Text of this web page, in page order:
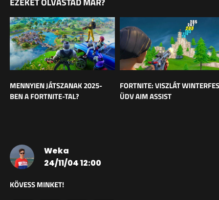
MENNYIEN JÁTSZANAK 2025-
BEN A FORTNITE-TAL?
FORTNITE: VISZLÁT
ÜDV AIM ASSIST
Weka
24/11/04 12:00
KÖVESS MINKET!